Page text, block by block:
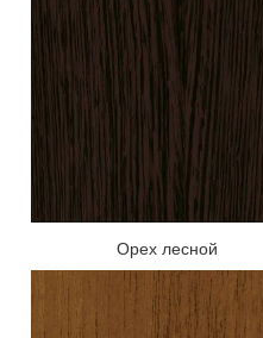
Орех лесной